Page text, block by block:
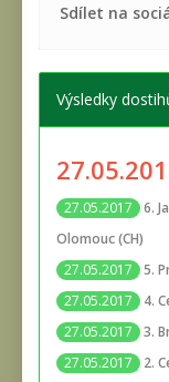
Sdílet na
Výsledky
27.05.2017
6.
Olomouc (CH)
27.05.2017
5.
27.05.2017
4.
27.05.2017
3.
27.05.2017
2.